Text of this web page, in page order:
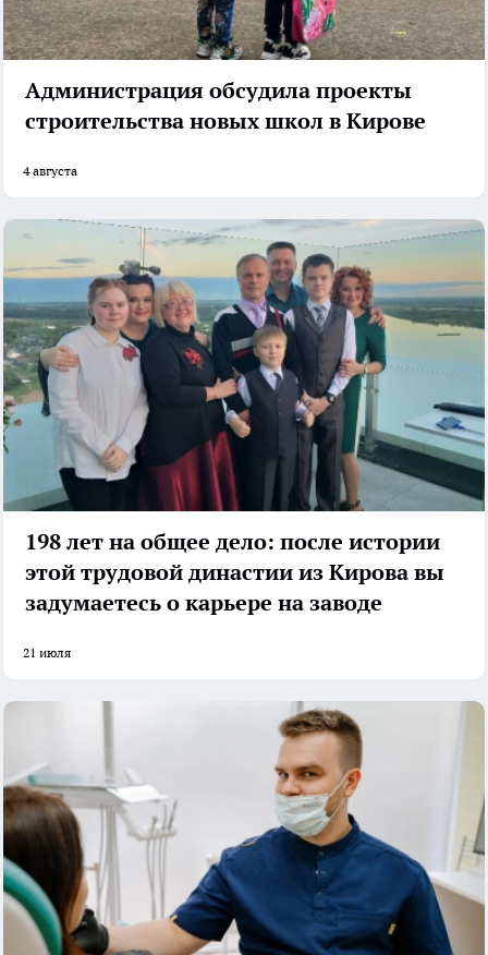
Администрация обсудила проекты
строительства новых школ в Кирове
4 августа
198 лет на общее дело: после истории
этой трудовой династии из Кирова вы
задумаетесь о карьере на заводе
21 июля